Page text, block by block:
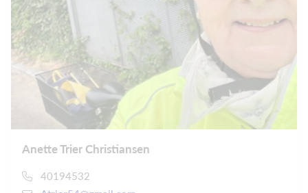
Anette Trier Christiansen
40194532